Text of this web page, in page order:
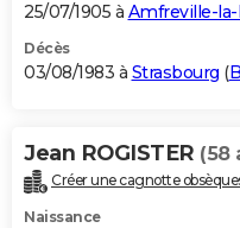
25/07/1905 à Amfreville-
Décès
03/08/1983 à Strasbourg (
Jean ROGISTER (58
Créer une cagnotte
Naissance